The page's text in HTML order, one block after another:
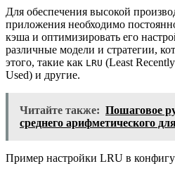
Для обеспечения высокой
приложения необходимо
кэша и оптимизировать его
различные модели и стратегии,
этого, такие как LRU (Least
Used) и другие.
Читайте также: Пошаговое
среднего арифметического
Пример настройки LRU в